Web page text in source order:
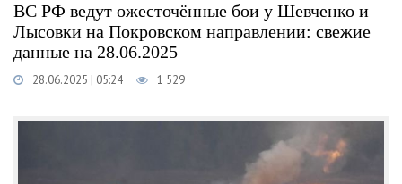
ВС РФ ведут ожесточённые бои у Шевченко и
Лысовки на Покровском направлении: свежие
данные на 28.06.2025
28.06.2025 | 05:24 1 529